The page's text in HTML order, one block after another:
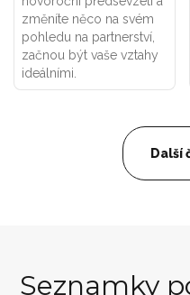
změníte něco na svém
pohledu na partnerství,
začnou být vaše vztahy
ideálními.
Další
Seznamky